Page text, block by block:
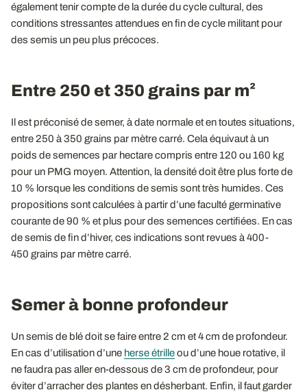
également tenir compte de la durée du cycle cultural, des
conditions stressantes attendues en fin de cycle militant pour
des semis un peu plus précoces.
Entre 250 et 350 grains par m²
Il est préconisé de semer, à date normale et en toutes situations,
entre 250 à 350 grains par mètre carré. Cela équivaut à un
poids de semences par hectare compris entre 120 ou 160 kg
pour un PMG moyen. Attention, la densité doit être plus forte de
10 % lorsque les conditions de semis sont très humides. Ces
propositions sont calculées à partir d’une faculté germinative
courante de 90 % et plus pour des semences certifiées. En cas
de semis de fin d’hiver, ces indications sont revues à 400-
450 grains par mètre carré.
Semer à bonne profondeur
Un semis de blé doit se faire entre 2 cm et 4 cm de profondeur.
En cas d’utilisation d’une herse étrilleou d’une houe rotative, il
ne faudra pas aller en-dessous de 3 cm de profondeur, pour
éviter d’arracher des plantes en désherbant. Enfin, il faut garder